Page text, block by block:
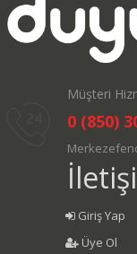
Müşteri
0 (850)
Giriş Yap
Üye Ol